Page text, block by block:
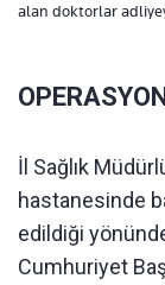
alan doktorlar
İl Sağlık
hastanesinde
edildiği
Cumhuriyet